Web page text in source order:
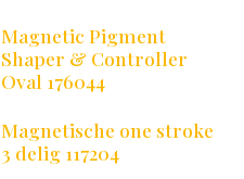
Magnetic Pigment
Shaper & Controller
Oval 176044
Magnetische one stroke
3 delig 117204